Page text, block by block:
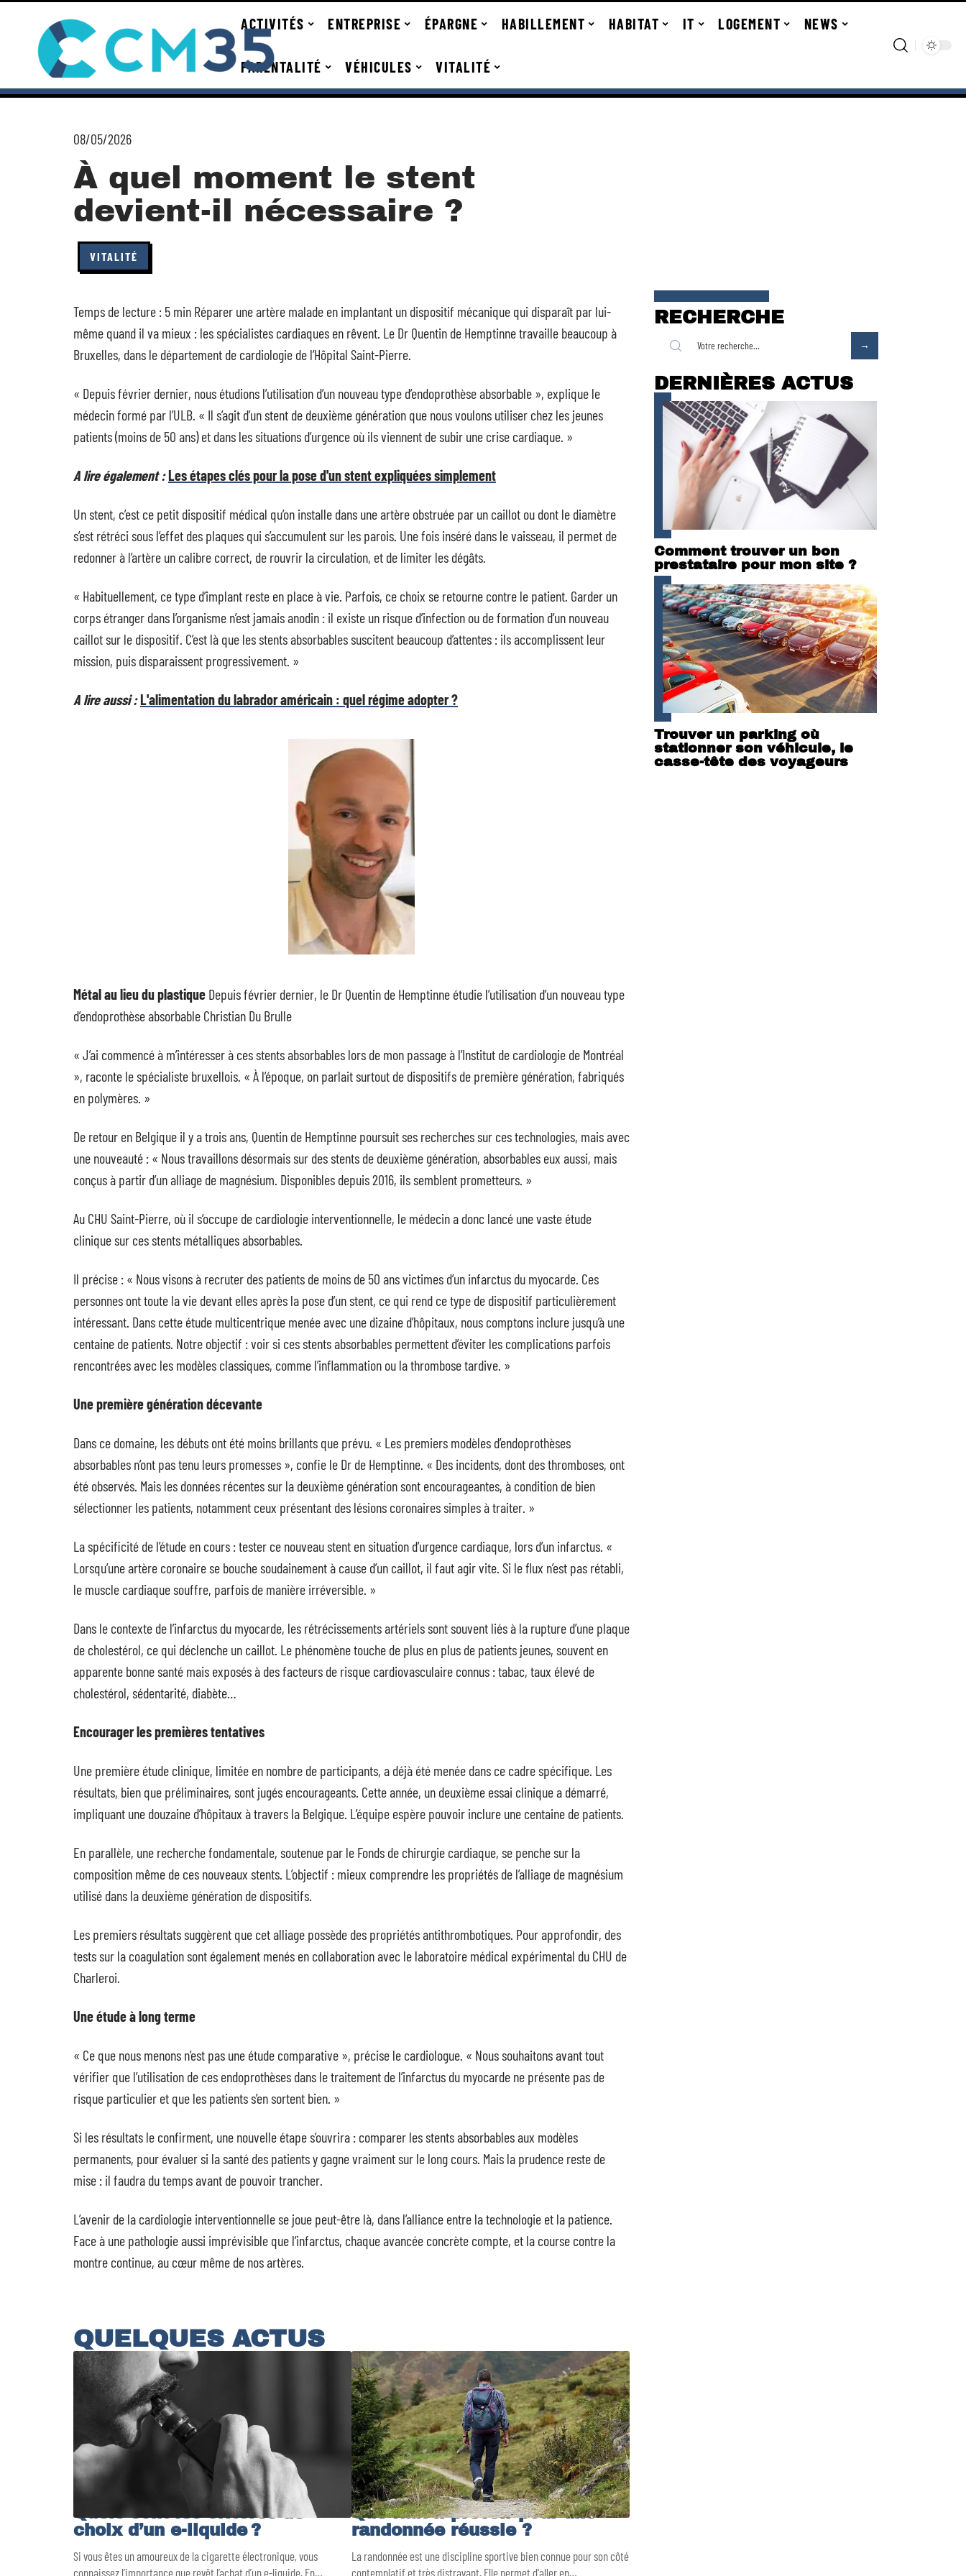
ACTIVITÉS ENTREPRISE ÉPARGNE HABILLEMENT HABITAT IT LOGEMENT NEWS
PARENTALITÉ VÉHICULES VITALITÉ
08/05/2026
À quel moment le stent
devient-il nécessaire ?
VITALITÉ
Temps de lecture : 5 min Réparer une artère malade en implantant un dispositif mécanique qui disparaît par lui-
même quand il va mieux : les spécialistes cardiaques en rêvent. Le Dr Quentin de Hemptinne travaille beaucoup à
Bruxelles, dans le département de cardiologie de l’Hôpital Saint-Pierre.
« Depuis février dernier, nous étudions l’utilisation d’un nouveau type d’endoprothèse absorbable », explique le
médecin formé par l’ULB. « Il s’agit d’un stent de deuxième génération que nous voulons utiliser chez les jeunes
patients (moins de 50 ans) et dans les situations d’urgence où ils viennent de subir une crise cardiaque. »
A lire également :Les étapes clés pour la pose d'un stent expliquées simplement
Un stent, c’est ce petit dispositif médical qu’on installe dans une artère obstruée par un caillot ou dont le diamètre
s’est rétréci sous l’effet des plaques qui s’accumulent sur les parois. Une fois inséré dans le vaisseau, il permet de
redonner à l’artère un calibre correct, de rouvrir la circulation, et de limiter les dégâts.
« Habituellement, ce type d’implant reste en place à vie. Parfois, ce choix se retourne contre le patient. Garder un
corps étranger dans l’organisme n’est jamais anodin : il existe un risque d’infection ou de formation d’un nouveau
caillot sur le dispositif. C’est là que les stents absorbables suscitent beaucoup d’attentes : ils accomplissent leur
mission, puis disparaissent progressivement. »
A lire aussi :L'alimentation du labrador américain : quel régime adopter ?
Métal au lieu du plastique Depuis février dernier, le Dr Quentin de Hemptinne étudie l’utilisation d’un nouveau type
d’endoprothèse absorbable Christian Du Brulle
« J’ai commencé à m’intéresser à ces stents absorbables lors de mon passage à l’Institut de cardiologie de Montréal
», raconte le spécialiste bruxellois. « À l’époque, on parlait surtout de dispositifs de première génération, fabriqués
en polymères. »
De retour en Belgique il y a trois ans, Quentin de Hemptinne poursuit ses recherches sur ces technologies, mais avec
une nouveauté : « Nous travaillons désormais sur des stents de deuxième génération, absorbables eux aussi, mais
conçus à partir d’un alliage de magnésium. Disponibles depuis 2016, ils semblent prometteurs. »
Au CHU Saint-Pierre, où il s’occupe de cardiologie interventionnelle, le médecin a donc lancé une vaste étude
clinique sur ces stents métalliques absorbables.
Il précise : « Nous visons à recruter des patients de moins de 50 ans victimes d’un infarctus du myocarde. Ces
personnes ont toute la vie devant elles après la pose d’un stent, ce qui rend ce type de dispositif particulièrement
intéressant. Dans cette étude multicentrique menée avec une dizaine d’hôpitaux, nous comptons inclure jusqu’à une
centaine de patients. Notre objectif : voir si ces stents absorbables permettent d’éviter les complications parfois
rencontrées avec les modèles classiques, comme l’inflammation ou la thrombose tardive. »
Une première génération décevante
Dans ce domaine, les débuts ont été moins brillants que prévu. « Les premiers modèles d’endoprothèses
absorbables n’ont pas tenu leurs promesses », confie le Dr de Hemptinne. « Des incidents, dont des thromboses, ont
été observés. Mais les données récentes sur la deuxième génération sont encourageantes, à condition de bien
sélectionner les patients, notamment ceux présentant des lésions coronaires simples à traiter. »
La spécificité de l’étude en cours : tester ce nouveau stent en situation d’urgence cardiaque, lors d’un infarctus. «
Lorsqu’une artère coronaire se bouche soudainement à cause d’un caillot, il faut agir vite. Si le flux n’est pas rétabli,
le muscle cardiaque souffre, parfois de manière irréversible. »
Dans le contexte de l’infarctus du myocarde, les rétrécissements artériels sont souvent liés à la rupture d’une plaque
de cholestérol, ce qui déclenche un caillot. Le phénomène touche de plus en plus de patients jeunes, souvent en
apparente bonne santé mais exposés à des facteurs de risque cardiovasculaire connus : tabac, taux élevé de
cholestérol, sédentarité, diabète…
Encourager les premières tentatives
Une première étude clinique, limitée en nombre de participants, a déjà été menée dans ce cadre spécifique. Les
résultats, bien que préliminaires, sont jugés encourageants. Cette année, un deuxième essai clinique a démarré,
impliquant une douzaine d’hôpitaux à travers la Belgique. L’équipe espère pouvoir inclure une centaine de patients.
En parallèle, une recherche fondamentale, soutenue par le Fonds de chirurgie cardiaque, se penche sur la
composition même de ces nouveaux stents. L’objectif : mieux comprendre les propriétés de l’alliage de magnésium
utilisé dans la deuxième génération de dispositifs.
Les premiers résultats suggèrent que cet alliage possède des propriétés antithrombotiques. Pour approfondir, des
tests sur la coagulation sont également menés en collaboration avec le laboratoire médical expérimental du CHU de
Charleroi.
Une étude à long terme
« Ce que nous menons n’est pas une étude comparative », précise le cardiologue. « Nous souhaitons avant tout
vérifier que l’utilisation de ces endoprothèses dans le traitement de l’infarctus du myocarde ne présente pas de
risque particulier et que les patients s’en sortent bien. »
Si les résultats le confirment, une nouvelle étape s’ouvrira : comparer les stents absorbables aux modèles
permanents, pour évaluer si la santé des patients y gagne vraiment sur le long cours. Mais la prudence reste de
mise : il faudra du temps avant de pouvoir trancher.
L’avenir de la cardiologie interventionnelle se joue peut-être là, dans l’alliance entre la technologie et la patience.
Face à une pathologie aussi imprévisible que l’infarctus, chaque avancée concrète compte, et la course contre la
montre continue, au cœur même de nos artères.
QUELQUES ACTUS
Quels sont les critères de
choix d’un e-liquide ?
Si vous êtes un amoureux de la cigarette électronique, vous
connaissez l’importance que revêt l’achat d’un e-liquide. En…
Que faut-il prévoir pour une
randonnée réussie ?
La randonnée est une discipline sportive bien connue pour son côté
contemplatif et très distrayant. Elle permet d'aller en…
RECHERCHE
DERNIÈRES ACTUS
Comment trouver un bon
prestataire pour mon site ?
Trouver un parking où
stationner son véhicule, le
casse-tête des voyageurs